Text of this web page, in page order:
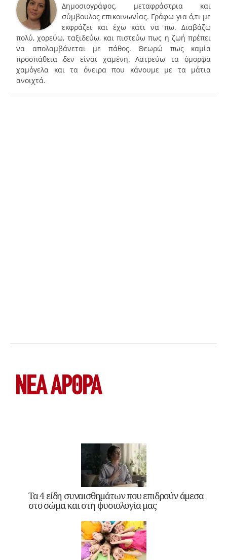
Δημοσιογράφος, μεταφράστρια και
σύμβουλος επικοινωνίας. Γράφω για ό,τι με
εκφράζει και έχω κάτι να πω. Διαβάζω
πολύ, χορεύω, ταξιδεύω, και πιστεύω πως η ζωή πρέπει
να απολαμβάνεται με πάθος. Θεωρώ πως καμία
προσπάθεια δεν είναι χαμένη. Λατρεύω τα όμορφα
χαμόγελα και τα όνειρα που κάνουμε με τα μάτια
ανοιχτά.
ΝΕΑ ΆΡΘΡΑ
Τα 4 είδη συναισθημάτων που επιδρούν άμεσα
στο σώμα και στη φυσιολογία μας